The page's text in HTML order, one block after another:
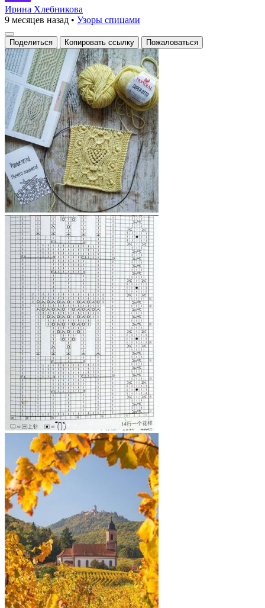
узор
с
совой
Ирина Хлебникова
9 месяцев назад • Узоры спицами
Поделиться Копировать ссылку Пожаловаться